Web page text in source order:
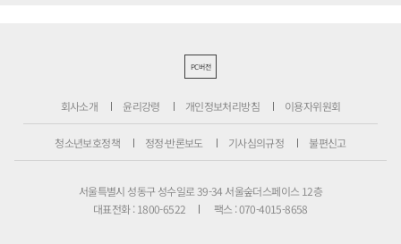
PC버전
회사소개 윤리강령 개인정보처리방침 이용자위원회
청소년보호정책 정정·반론보도 기사심의규정 불편신고
서울특별시 성동구 성수일로 39-34 서울숲더스페이스 12층
대표전화 : 1800-6522
팩스 : 070-4015-8658